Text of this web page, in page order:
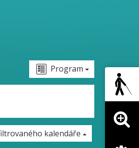
Program
kalendáře